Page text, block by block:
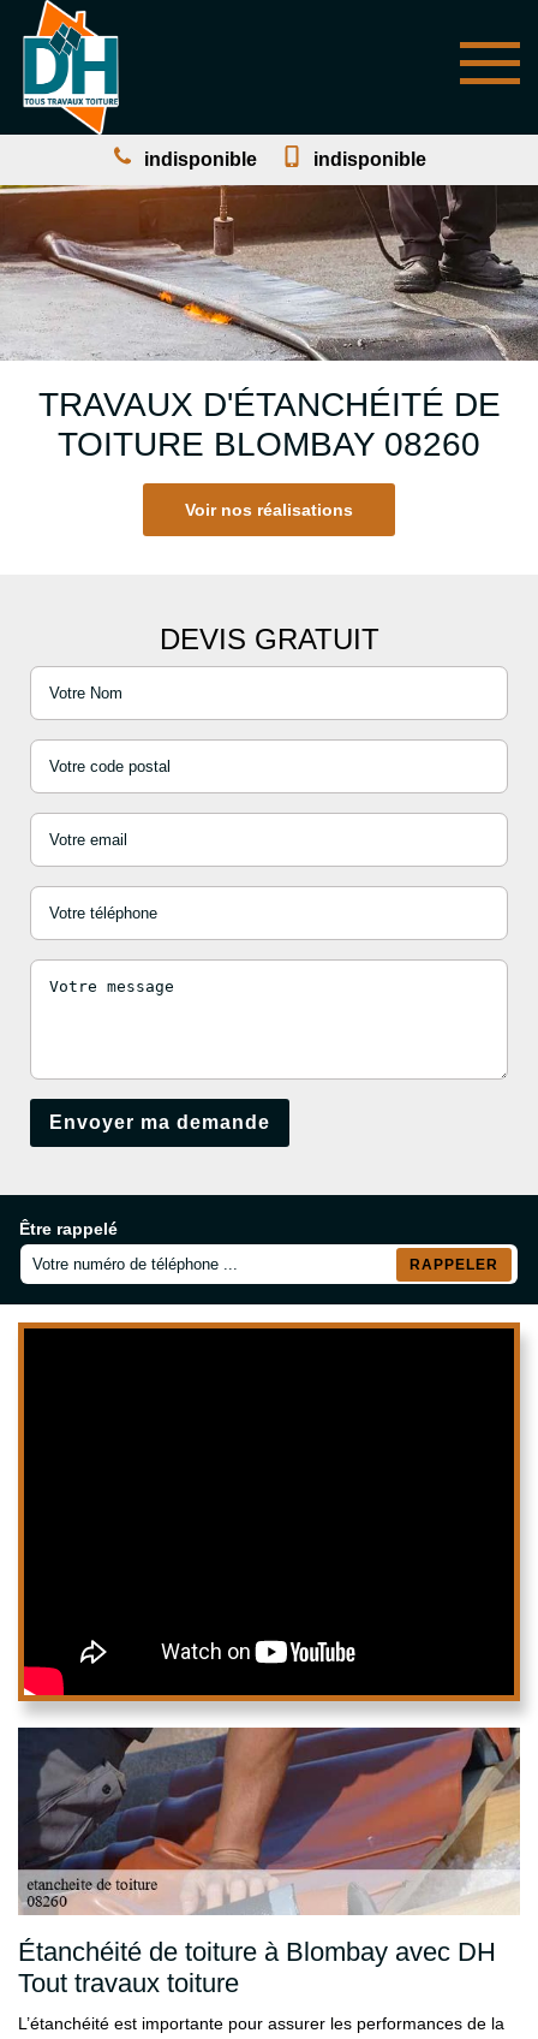
indisponible indisponible
TRAVAUX D'ÉTANCHÉITÉ DE
TOITURE BLOMBAY 08260
Voir nos réalisations
DEVIS GRATUIT
Être rappelé
Étanchéité de toiture à Blombay avec DH
Tout travaux toiture
L’étanchéité est importante pour assurer les performances de la